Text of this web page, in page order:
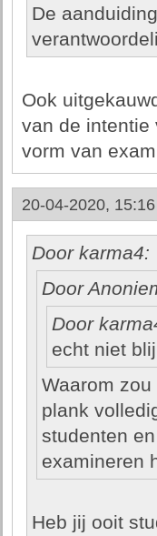
De
Ook
van de intentie
vorm van
20-04-2020,
Door karma4:
Door
Door
echt niet
Waarom
plank
studenten
examineren
Heb jij ooit